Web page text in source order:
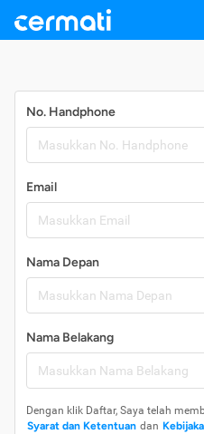
No. Handphone
Email
Nama Depan
Nama Belakang
Dengan klik Daftar, Saya telah
Syarat dan Ketentuan dan